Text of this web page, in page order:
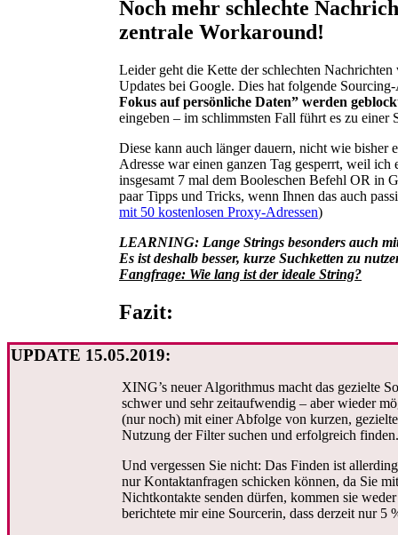
Noch mehr schlechte
zentrale Workaround!
Leider geht die Kette der schlechten
Updates bei Google. Dies hat folgende
Fokus auf persönliche Daten” werden
eingeben – im schlimmsten Fall führt es zu einer
Diese kann auch länger dauern, nicht wie bisher
Adresse war einen ganzen Tag gesperrt, weil
insgesamt 7 mal dem Booleschen Befehl OR in
paar Tipps und Tricks, wenn Ihnen das auch
mit 50 kostenlosen Proxy-Adressen)
LEARNING: Lange Strings besonders auch
Es ist deshalb besser, kurze Suchketten zu
Fangfrage: Wie lang ist der ideale String?
Fazit:
UPDATE 15.05.2019:
XING’s neuer Algorithmus macht das gezielte
schwer und sehr zeitaufwendig – aber wieder
(nur noch) mit einer Abfolge von kurzen,
Nutzung der Filter suchen und erfolgreich finden.
Und vergessen Sie nicht: Das Finden ist
nur Kontaktanfragen schicken können, da Sie
Nichtkontakte senden dürfen, kommen sie
berichtete mir eine Sourcerin, dass derzeit nur